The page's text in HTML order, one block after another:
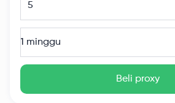
1 minggu
Beli proxy